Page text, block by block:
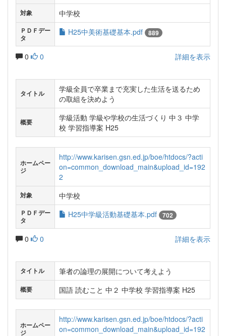
対象 中学校
ＰＤＦデー
タ
H25中美術基礎基本.pdf 889
0 0 詳細を表示
タイトル
学級全員で卒業まで充実した生活を送るため
の取組を決めよう
概要
学級活動 学級や学校の生活づくり 中３ 中学
校 学習指導案 H25
ホームペー
ジ
http://www.karisen.gsn.ed.jp/boe/htdocs/?acti
on=common_download_main&upload_id=192
2
対象 中学校
ＰＤＦデー
タ
H25中学級活動基礎基本.pdf 702
0 0 詳細を表示
タイトル 筆者の論理の展開について考えよう
概要 国語 読むこと 中２ 中学校 学習指導案 H25
ホームペー
ジ
http://www.karisen.gsn.ed.jp/boe/htdocs/?acti
on=common_download_main&upload_id=192